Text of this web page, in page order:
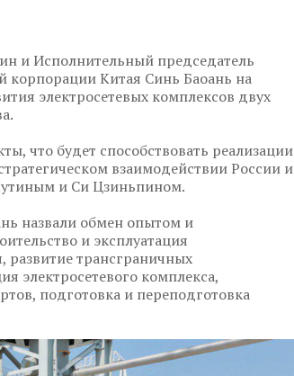
и Исполнительный председатель
корпорации Китая Синь Баоань на
электросетевых комплексов двух
что будет способствовать реализации
взаимодействии России и
и Си Цзиньпином.
назвали обмен опытом и
и эксплуатация
развитие трансграничных
электросетевого комплекса,
подготовка и переподготовка